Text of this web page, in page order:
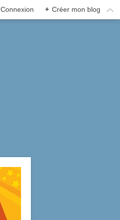
Connexion + Créer mon blog